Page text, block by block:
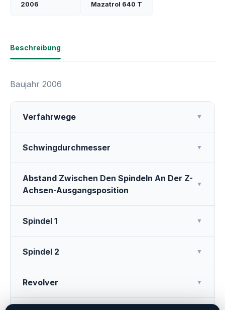
2006 Mazatrol 640 T
Beschreibung
Baujahr 2006
Verfahrwege ▼
Schwingdurchmesser ▼
Abstand Zwischen Den Spindeln An Der Z-
Achsen-Ausgangsposition
▼
Spindel 1 ▼
Spindel 2 ▼
Revolver ▼